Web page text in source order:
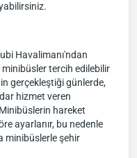
Havalimanı'ndan
minibüsler tercih edilebilir
gerçekleştiği günlerde,
hizmet veren
hareket
ayarlanır, bu nedenle
minibüslerle şehir